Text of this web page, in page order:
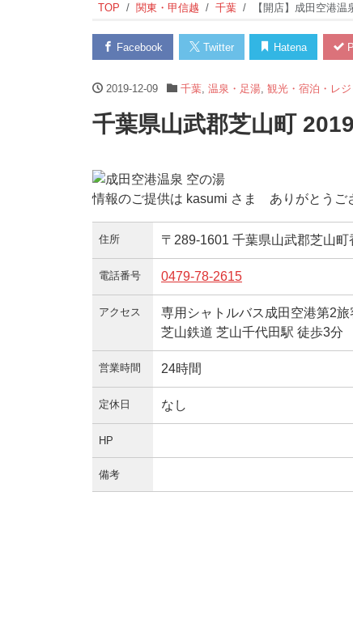
TOP 関東・甲信越 千葉 【開店】成田空港温
Facebook Twitter Hatena
2019-12-09 千葉, 温泉・足湯, 観光・宿泊・レジ
千葉県山武郡芝山町
情報のご提供は kasumi さま ありがとうご
住所 〒289-1601 千葉県山武郡芝山町
電話番号 0479-78-2615
アクセス
専用シャトルバス成田空港第2
芝山鉄道 芝山千代田駅 徒歩3分
営業時間 24時間
定休日 なし
HP
備考